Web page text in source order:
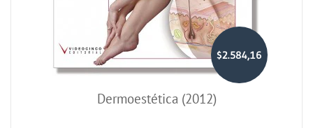
$2.584,16
Dermoestética (2012)